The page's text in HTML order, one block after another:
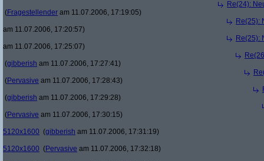
Re(24):
(Fragestellender am 11.07.2006, 17:19:05)
Re(25):
am 11.07.2006, 17:20:57)
Re(25):
am 11.07.2006, 17:25:07)
(gibberish am 11.07.2006, 17:27:41)
(Pervasive am 11.07.2006, 17:28:43)
(gibberish am 11.07.2006, 17:29:28)
(Pervasive am 11.07.2006, 17:30:15)
5120x1600 (gibberish am 11.07.2006, 17:31:19)
5120x1600 (Pervasive am 11.07.2006, 17:32:18)